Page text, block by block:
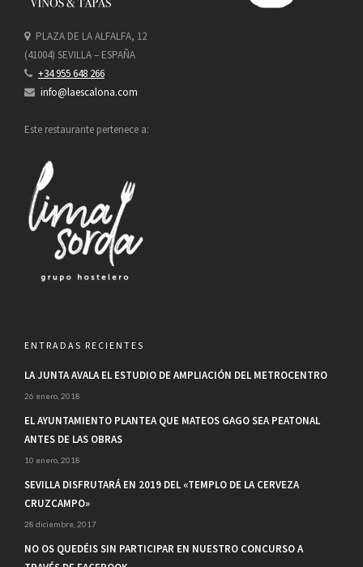
PLAZA DE LA ALFALFA, 12
(41004) SEVILLA – ESPAÑA
+34 955 648 266
info@laescalona.com
Este restaurante pertenece a:
ENTRADAS RECIENTES
LA JUNTA AVALA EL ESTUDIO DE AMPLIACIÓN DEL METROCENTRO
26 enero, 2018
EL AYUNTAMIENTO PLANTEA QUE MATEOS GAGO SEA PEATONAL
ANTES DE LAS OBRAS
10 enero, 2018
SEVILLA DISFRUTARÁ EN 2019 DEL «TEMPLO DE LA CERVEZA
CRUZCAMPO»
28 diciembre, 2017
NO OS QUEDÉIS SIN PARTICIPAR EN NUESTRO CONCURSO A